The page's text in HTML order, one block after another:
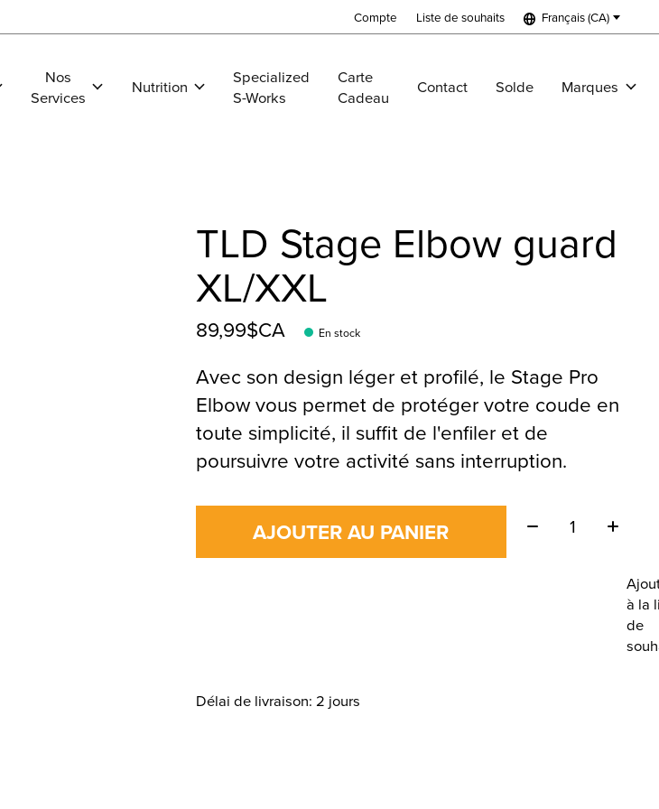
Compte Liste de souhaits Français (CA)
Nos
Services
Nutrition
Specialized
S-Works
Carte
Cadeau
Contact Solde Marques
TLD Stage Elbow guard
XL/XXL
89,99$CA En stock
Avec son design léger et profilé, le Stage Pro
Elbow vous permet de protéger votre coude en
toute simplicité, il suffit de l'enfiler et de
poursuivre votre activité sans interruption.
AJOUTER AU PANIER Quantité:
à la
de
Délai de livraison: 2 jours